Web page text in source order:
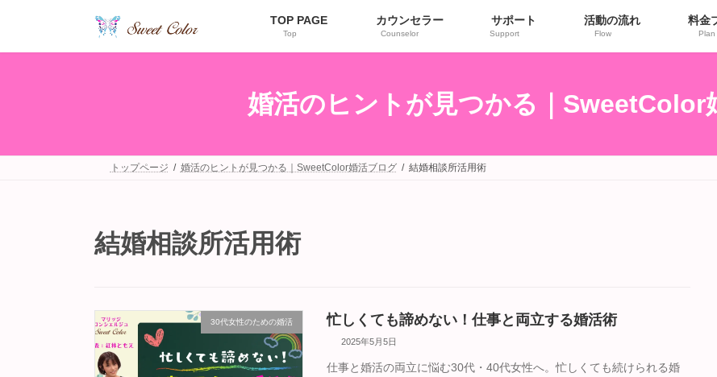
プ
動
TOP PAGE
Top
カウンセラー
Counselor
サポート
Support
活動の流れ
Flow
料金
Plan
婚活のヒントが見つかる｜SweetColor
トップページ 婚活のヒントが見つかる｜SweetColor婚活ブログ 結婚相談所活用術
結婚相談所活用術
30代女性のための婚活 忙しくても諦めない！仕事と両立する婚活術
2025年5月5日
仕事と婚活の両立に悩む30代・40代女性へ。忙しくても続けられる婚